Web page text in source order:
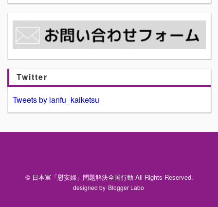
Twitter
Tweets by ianfu_kaiketsu
© 日本軍「慰安婦」問題解決全国行動 All Rights Reserved.
designed by Blogger Labo